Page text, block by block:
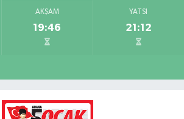
AKŞAM
19:46
YATSI
21:12